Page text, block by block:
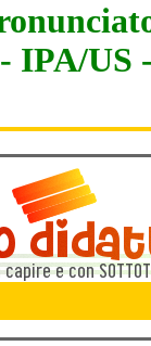
- IPA/US